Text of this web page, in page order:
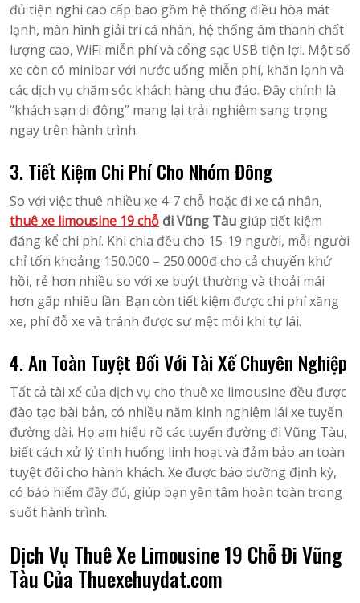
đủ tiện nghi cao cấp bao gồm hệ thống điều hòa mát
lạnh, màn hình giải trí cá nhân, hệ thống âm thanh chất
lượng cao, WiFi miễn phí và cổng sạc USB tiện lợi. Một số
xe còn có minibar với nước uống miễn phí, khăn lạnh và
các dịch vụ chăm sóc khách hàng chu đáo. Đây chính là
“khách sạn di động” mang lại trải nghiệm sang trọng
ngay trên hành trình.
3. Tiết Kiệm Chi Phí Cho Nhóm Đông
So với việc thuê nhiều xe 4-7 chỗ hoặc đi xe cá nhân,
thuê xe limousine 19 chỗ đi Vũng Tàu giúp tiết kiệm
đáng kể chi phí. Khi chia đều cho 15-19 người, mỗi người
chỉ tốn khoảng 150.000 – 250.000đ cho cả chuyến khứ
hồi, rẻ hơn nhiều so với xe buýt thường và thoải mái
hơn gấp nhiều lần. Bạn còn tiết kiệm được chi phí xăng
xe, phí đỗ xe và tránh được sự mệt mỏi khi tự lái.
4. An Toàn Tuyệt Đối Với Tài Xế Chuyên Nghiệp
Tất cả tài xế của dịch vụ cho thuê xe limousine đều được
đào tạo bài bản, có nhiều năm kinh nghiệm lái xe tuyến
đường dài. Họ am hiểu rõ các tuyến đường đi Vũng Tàu,
biết cách xử lý tình huống linh hoạt và đảm bảo an toàn
tuyệt đối cho hành khách. Xe được bảo dưỡng định kỳ,
có bảo hiểm đầy đủ, giúp bạn yên tâm hoàn toàn trong
suốt hành trình.
Dịch Vụ Thuê Xe Limousine 19 Chỗ Đi Vũng
Tàu Của Thuexehuydat.com